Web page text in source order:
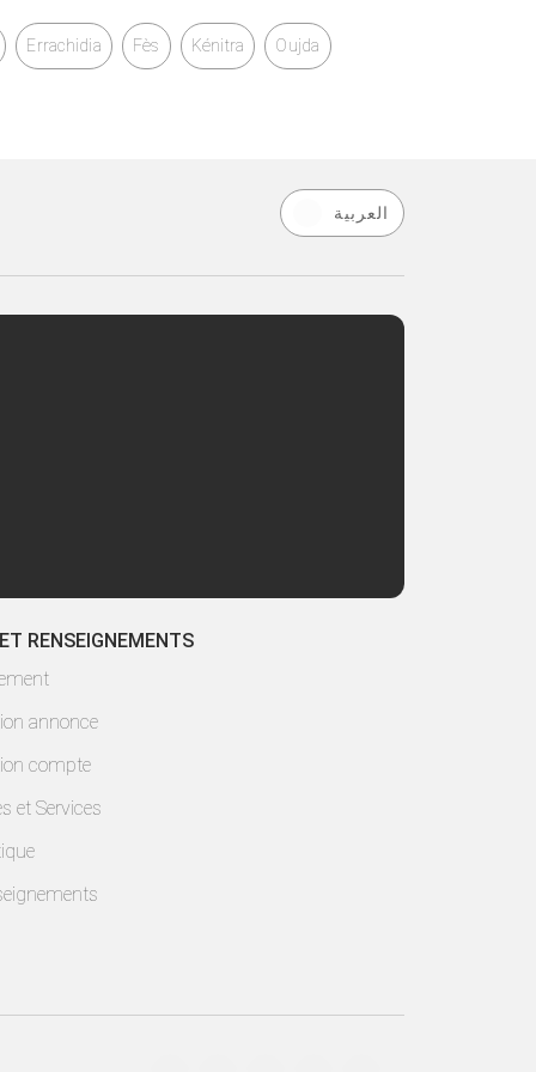
Errachidia Fès Kénitra Oujda
العربية
RENSEIGNEMENTS
annonce
compte
et Services